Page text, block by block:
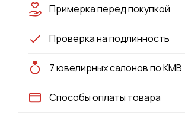
Примерка перед покупкой
Проверка на подлинность
7 ювелирных салонов по КМВ
Способы оплаты товара